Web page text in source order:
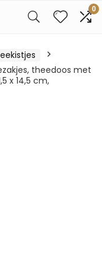
0
theedoos met
x 14,5 cm,